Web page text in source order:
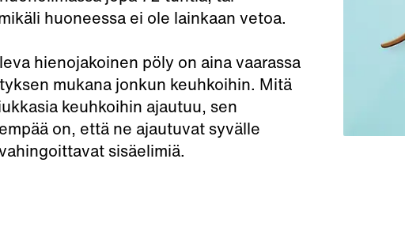
huoneessa ei ole lainkaan vetoa.
hienojakoinen pöly on aina vaarassa
mukana jonkun keuhkoihin. Mitä
keuhkoihin ajautuu, sen
on, että ne ajautuvat syvälle
sisäelimiä.